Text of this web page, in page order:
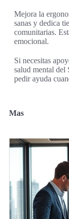
Mejora la
sanas y dedica
comunitarias.
emocional.
Si necesitas
salud mental del
pedir ayuda
Mas